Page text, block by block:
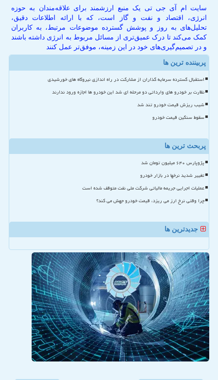
سایت ام آی جی تی یک منبع ارزشمند برای علاقه‌مندان به حوزه
انرژی، اقتصاد و نفت و گاز است، که با ارائه اطلاعات دقیق،
تحلیل‌های به روز و پوشش گسترده موضوعات مرتبط، به کاربران
کمک می‌کند تا درک عمیق‌تری از مسائل مربوط به انرژی داشته باشند
و در تصمیم‌گیری‌های خود در این زمینه، موفق‌تر عمل کنند
پربیننده ترین ها
استقبال گسترده سرمایه گذاران از مشارکت در راه اندازی نیروگاه های خورشیدی
نظارت بر خودرو های وارداتی دو مرحله ای شد این خودرو ها اجازه ورود ندارند
شیب ریزش قیمت خودرو تند شد
سقوط سنگین قیمت خودرو
پربحث ترین ها
پژوپارس ۶۴۰ میلیون تومان شد
تغییر شدید نرخها در بازار خودرو
عملیات اجرایی جریمه مالیاتی شرکت ملی نفت متوقف شده است
چرا وقتی نرخ ارز می ریزد، قیمت خودرو جهش می کند؟
جدیدترین ها